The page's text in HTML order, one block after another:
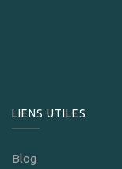
LIENS UTILES
Blog